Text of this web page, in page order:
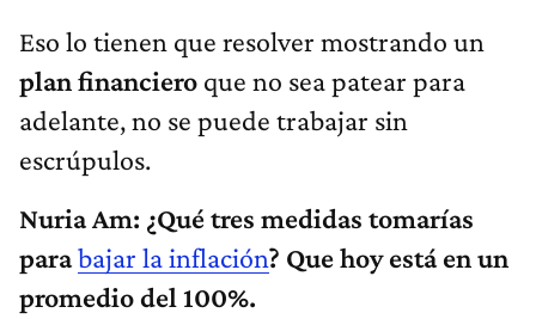
Eso lo tienen que resolver mostrando un
plan financiero que no sea patear para
adelante, no se puede trabajar sin
escrúpulos.
Nuria Am: ¿Qué tres medidas tomarías
parabajar la inflación? Que hoy está en un
promedio del 100%.